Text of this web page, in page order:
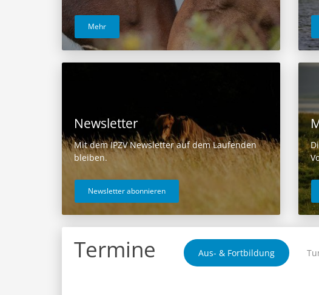
Mehr
Newsletter
Mit dem IPZV Newsletter auf dem Laufenden
bleiben.
Newsletter abonnieren
Termine Aus- & Fortbildung